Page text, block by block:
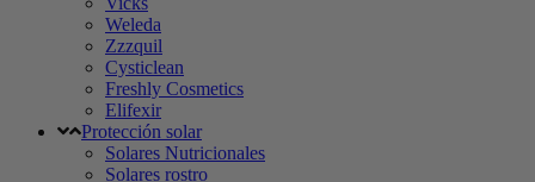
Weleda
Zzzquil
Cysticlean
Freshly Cosmetics
Elifexir
Protección solar
Solares Nutricionales
Solares rostro